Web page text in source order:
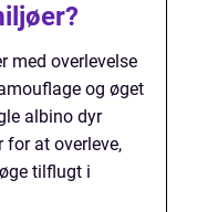
med overlevelse
og øget
albino dyr
for at overleve,
tilflugt i